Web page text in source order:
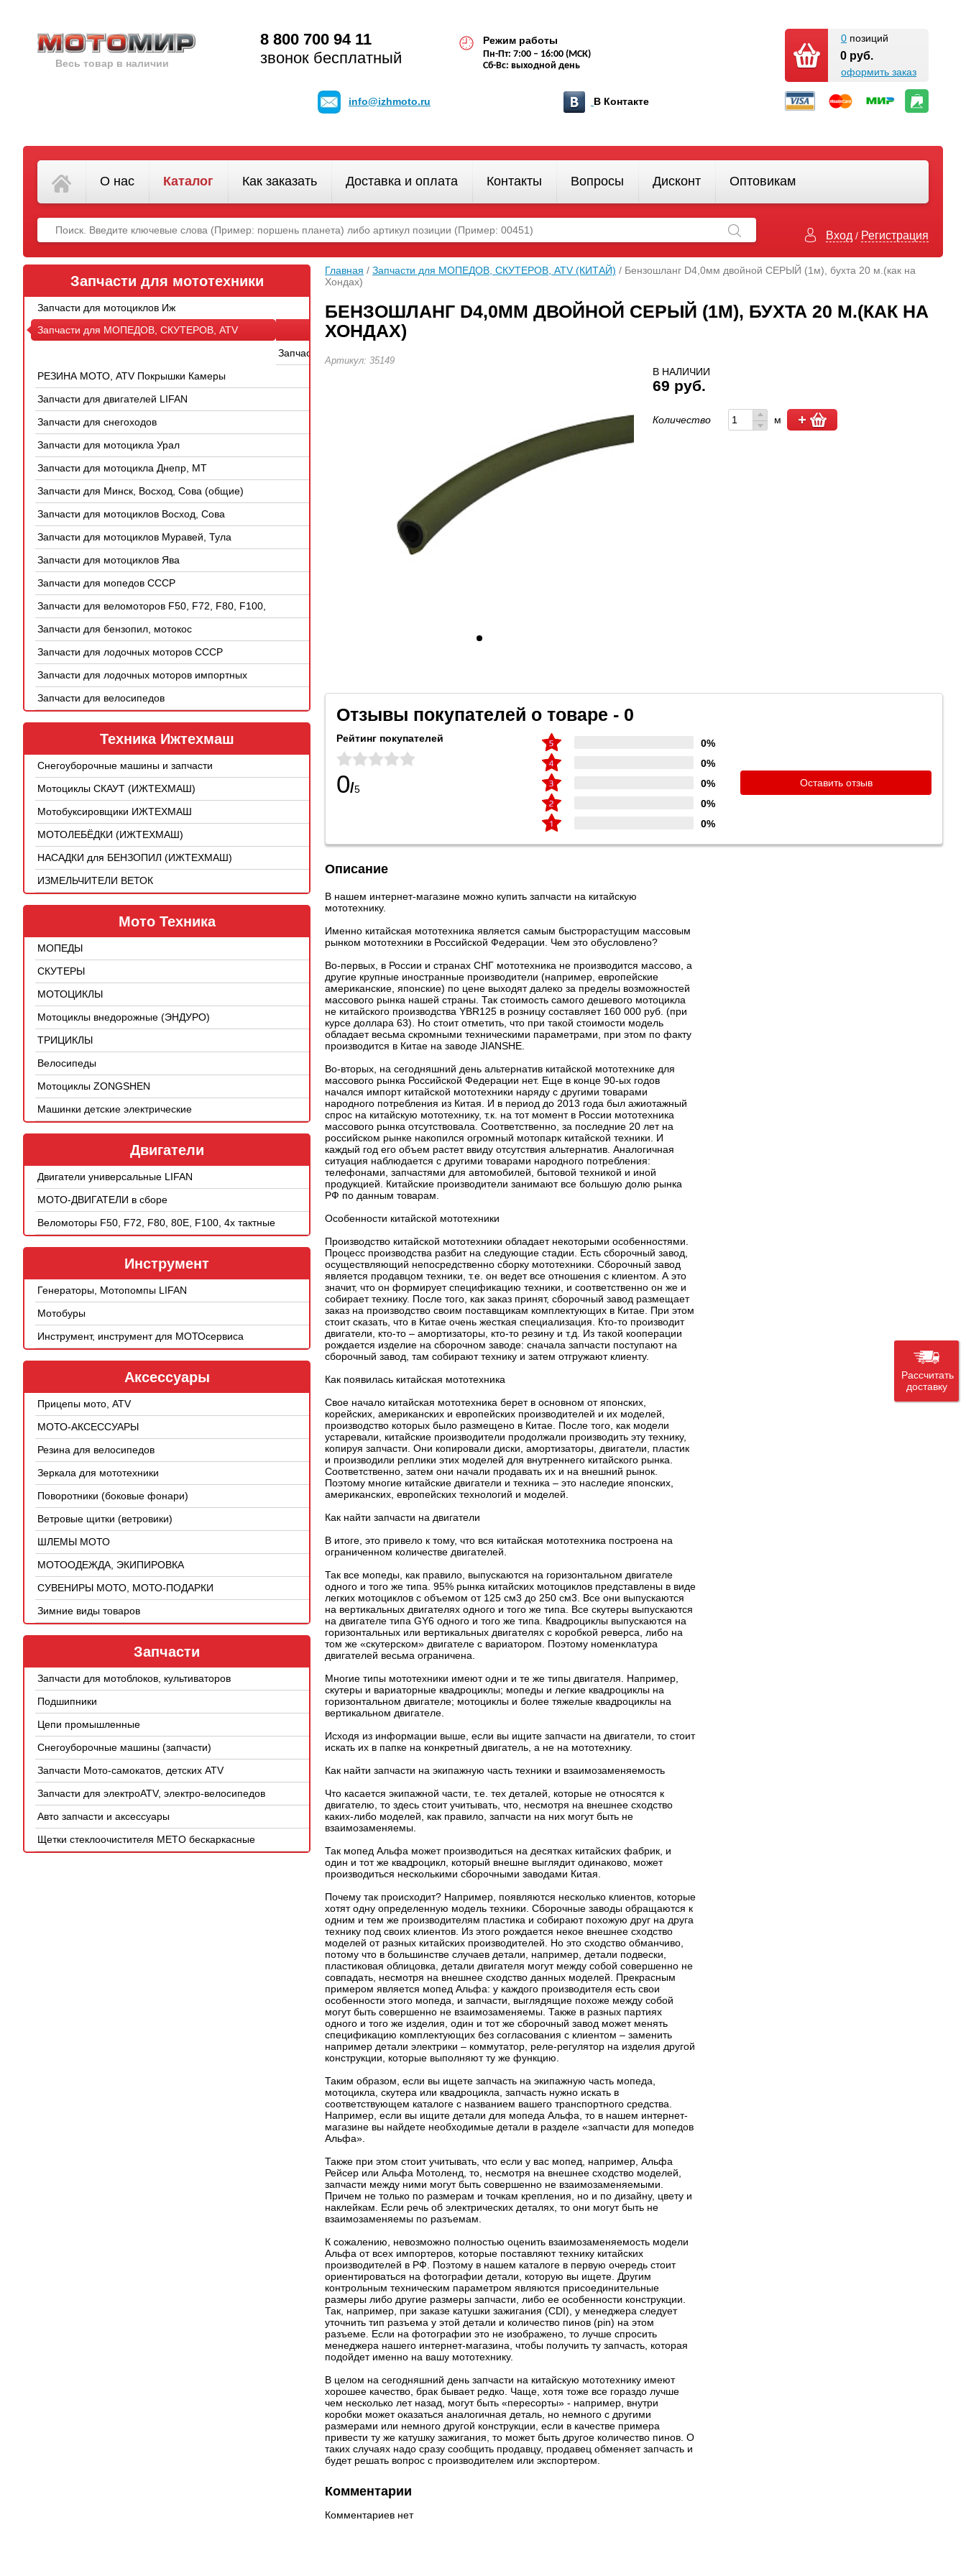
Весь товар в наличии
8 800 700 94 11
звонок бесплатный
Режим работы
Пн-Пт: 7:00 – 16:00 (МСК)
Сб-Вс: выходной день
0 позиций
0 руб.
оформить заказ
info@izhmoto.ru В Контакте
О нас Каталог Как заказать Доставка и оплата Контакты Вопросы Дисконт Оптовикам
Вход / Регистрация
Запчасти для мототехники
Запчасти для мотоциклов Иж
Запчасти для МОПЕДОВ, СКУТЕРОВ, ATV
Запчасти для СКУТЕРОВ, МОТО, МЦ (ЯПОНИЯ)
РЕЗИНА МОТО, ATV Покрышки Камеры
Запчасти для двигателей LIFAN
Запчасти для снегоходов
Запчасти для мотоцикла Урал
Запчасти для мотоцикла Днепр, МТ
Запчасти для Минск, Восход, Сова (общие)
Запчасти для мотоциклов Восход, Сова
Запчасти для мотоциклов Муравей, Тула
Запчасти для мотоциклов Ява
Запчасти для мопедов СССР
Запчасти для веломоторов F50, F72, F80, F100,
4Т
Запчасти для бензопил, мотокос
Запчасти для лодочных моторов СССР
Запчасти для лодочных моторов импортных
Запчасти для велосипедов
Техника Ижтехмаш
Снегоуборочные машины и запчасти
Мотоциклы СКАУТ (ИЖТЕХМАШ)
Мотобуксировщики ИЖТЕХМАШ
МОТОЛЕБЁДКИ (ИЖТЕХМАШ)
НАСАДКИ для БЕНЗОПИЛ (ИЖТЕХМАШ)
ИЗМЕЛЬЧИТЕЛИ ВЕТОК
Мото Техника
МОПЕДЫ
СКУТЕРЫ
МОТОЦИКЛЫ
Мотоциклы внедорожные (ЭНДУРО)
ТРИЦИКЛЫ
Велосипеды
Мотоциклы ZONGSHEN
Машинки детские электрические
Двигатели
Двигатели универсальные LIFAN
МОТО-ДВИГАТЕЛИ в сборе
Веломоторы F50, F72, F80, 80E, F100, 4х тактные
Инструмент
Генераторы, Мотопомпы LIFAN
Мотобуры
Инструмент, инструмент для МОТОсервиса
Аксессуары
Прицепы мото, ATV
МОТО-АКСЕССУАРЫ
Резина для велосипедов
Зеркала для мототехники
Поворотники (боковые фонари)
Ветровые щитки (ветровики)
ШЛЕМЫ МОТО
МОТООДЕЖДА, ЭКИПИРОВКА
СУВЕНИРЫ МОТО, МОТО-ПОДАРКИ
Зимние виды товаров
Запчасти
Запчасти для мотоблоков, культиваторов
Подшипники
Цепи промышленные
Снегоуборочные машины (запчасти)
Запчасти Мото-самокатов, детских ATV
Запчасти для электроATV, электро-велосипедов
Авто запчасти и аксессуары
Щетки стеклоочистителя METO бескаркасные
Главная / Запчасти для МОПЕДОВ, СКУТЕРОВ, ATV (КИТАЙ) / Бензошланг D4,0мм двойной СЕРЫЙ (1м), бухта 20 м.(как на
Хондах)
БЕНЗОШЛАНГ D4,0ММ ДВОЙНОЙ СЕРЫЙ (1М), БУХТА 20 М.(КАК НА
ХОНДАХ)
Артикул: 35149
В НАЛИЧИИ
69 руб.
Количество м
Отзывы покупателей о товаре - 0
Рейтинг покупателей
0/5
0%
0%
0%
0%
0%
Оставить отзыв
Описание
В нашем интернет-магазине можно купить запчасти на китайскую
мототехнику.
Именно китайская мототехника является самым быстрорастущим массовым
рынком мототехники в Российской Федерации. Чем это обусловлено?
Во-первых, в России и странах СНГ мототехника не производится массово, а
другие крупные иностранные производители (например, европейские
американские, японские) по цене выходят далеко за пределы возможностей
массового рынка нашей страны. Так стоимость самого дешевого мотоцикла
не китайского производства YBR125 в розницу составляет 160 000 руб. (при
курсе доллара 63). Но стоит отметить, что при такой стоимости модель
обладает весьма скромными техническими параметрами, при этом по факту
производится в Китае на заводе JIANSHE.
Во-вторых, на сегодняшний день альтернатив китайской мототехнике для
массового рынка Российской Федерации нет. Еще в конце 90-ых годов
начался импорт китайской мототехники наряду с другими товарами
народного потребления из Китая. И в период до 2013 года был ажиотажный
спрос на китайскую мототехнику, т.к. на тот момент в России мототехника
массового рынка отсутствовала. Соответственно, за последние 20 лет на
российском рынке накопился огромный мотопарк китайской техники. И
каждый год его объем растет ввиду отсутствия альтернатив. Аналогичная
ситуация наблюдается с другими товарами народного потребления:
телефонами, запчастями для автомобилей, бытовой техникой и иной
продукцией. Китайские производители занимают все большую долю рынка
РФ по данным товарам.
Особенности китайской мототехники
Производство китайской мототехники обладает некоторыми особенностями.
Процесс производства разбит на следующие стадии. Есть сборочный завод,
осуществляющий непосредственно сборку мототехники. Сборочный завод
является продавцом техники, т.е. он ведет все отношения с клиентом. А это
значит, что он формирует спецификацию техники, и соответственно он же и
собирает технику. После того, как заказ принят, сборочный завод размещает
заказ на производство своим поставщикам комплектующих в Китае. При этом
стоит сказать, что в Китае очень жесткая специализация. Кто-то производит
двигатели, кто-то – амортизаторы, кто-то резину и т.д. Из такой кооперации
рождается изделие на сборочном заводе: сначала запчасти поступают на
сборочный завод, там собирают технику и затем отгружают клиенту.
Как появилась китайская мототехника
Свое начало китайская мототехника берет в основном от японских,
корейских, американских и европейских производителей и их моделей,
производство которых было размещено в Китае. После того, как модели
устаревали, китайские производители продолжали производить эту технику,
копируя запчасти. Они копировали диски, амортизаторы, двигатели, пластик
и производили реплики этих моделей для внутреннего китайского рынка.
Соответственно, затем они начали продавать их и на внешний рынок.
Поэтому многие китайские двигатели и техника – это наследие японских,
американских, европейских технологий и моделей.
Как найти запчасти на двигатели
В итоге, это привело к тому, что вся китайская мототехника построена на
ограниченном количестве двигателей.
Так все мопеды, как правило, выпускаются на горизонтальном двигателе
одного и того же типа. 95% рынка китайских мотоциклов представлены в виде
легких мотоциклов с объемом от 125 см3 до 250 см3. Все они выпускаются
на вертикальных двигателях одного и того же типа. Все скутеры выпускаются
на двигателе типа GY6 одного и того же типа. Квадроциклы выпускаются на
горизонтальных или вертикальных двигателях с коробкой реверса, либо на
том же «скутерском» двигателе с вариатором. Поэтому номенклатура
двигателей весьма ограничена.
Многие типы мототехники имеют одни и те же типы двигателя. Например,
скутеры и вариаторные квадроциклы; мопеды и легкие квадроциклы на
горизонтальном двигателе; мотоциклы и более тяжелые квадроциклы на
вертикальном двигателе.
Исходя из информации выше, если вы ищите запчасти на двигатели, то стоит
искать их в папке на конкретный двигатель, а не на мототехнику.
Как найти запчасти на экипажную часть техники и взаимозаменяемость
Что касается экипажной части, т.е. тех деталей, которые не относятся к
двигателю, то здесь стоит учитывать, что, несмотря на внешнее сходство
каких-либо моделей, как правило, запчасти на них могут быть не
взаимозаменяемы.
Так мопед Альфа может производиться на десятках китайских фабрик, и
один и тот же квадроцикл, который внешне выглядит одинаково, может
производиться несколькими сборочными заводами Китая.
Почему так происходит? Например, появляются несколько клиентов, которые
хотят одну определенную модель техники. Сборочные заводы обращаются к
одним и тем же производителям пластика и собирают похожую друг на друга
технику под своих клиентов. Из этого рождается некое внешнее сходство
моделей от разных китайских производителей. Но это сходство обманчиво,
потому что в большинстве случаев детали, например, детали подвески,
пластиковая облицовка, детали двигателя могут между собой совершенно не
совпадать, несмотря на внешнее сходство данных моделей. Прекрасным
примером является мопед Альфа: у каждого производителя есть свои
особенности этого мопеда, и запчасти, выглядящие похоже между собой
могут быть совершенно не взаимозаменяемы. Также в разных партиях
одного и того же изделия, один и тот же сборочный завод может менять
спецификацию комплектующих без согласования с клиентом – заменить
например детали электрики – коммутатор, реле-регулятор на изделия другой
конструкции, которые выполняют ту же функцию.
Таким образом, если вы ищете запчасть на экипажную часть мопеда,
мотоцикла, скутера или квадроцикла, запчасть нужно искать в
соответствующем каталоге с названием вашего транспортного средства.
Например, если вы ищите детали для мопеда Альфа, то в нашем интернет-
магазине вы найдете необходимые детали в разделе «запчасти для мопедов
Альфа».
Также при этом стоит учитывать, что если у вас мопед, например, Альфа
Рейсер или Альфа Мотоленд, то, несмотря на внешнее сходство моделей,
запчасти между ними могут быть совершенно не взаимозаменяемыми.
Причем не только по размерам и точкам крепления, но и по дизайну, цвету и
наклейкам. Если речь об электрических деталях, то они могут быть не
взаимозаменяемы по разъемам.
К сожалению, невозможно полностью оценить взаимозаменяемость модели
Альфа от всех импортеров, которые поставляют технику китайских
производителей в РФ. Поэтому в нашем каталоге в первую очередь стоит
ориентироваться на фотографии детали, которую вы ищете. Другим
контрольным техническим параметром являются присоединительные
размеры либо другие размеры запчасти, либо ее особенности конструкции.
Так, например, при заказе катушки зажигания (CDI), у менеджера следует
уточнить тип разъема у этой детали и количество пинов (pin) на этом
разъеме. Если на фотографии это не изображено, то лучше спросить
менеджера нашего интернет-магазина, чтобы получить ту запчасть, которая
подойдет именно на вашу мототехнику.
В целом на сегодняшний день запчасти на китайскую мототехнику имеют
хорошее качество, брак бывает редко. Чаще, хотя тоже все гораздо лучше
чем несколько лет назад, могут быть «пересорты» - например, внутри
коробки может оказаться аналогичная деталь, но немного с другими
размерами или немного другой конструкции, если в качестве примера
привести ту же катушку зажигания, то может быть другое количество пинов. О
таких случаях надо сразу сообщить продавцу, продавец обменяет запчасть и
будет решать вопрос с производителем или экспортером.
Комментарии
Комментариев нет
Рассчитать
доставку